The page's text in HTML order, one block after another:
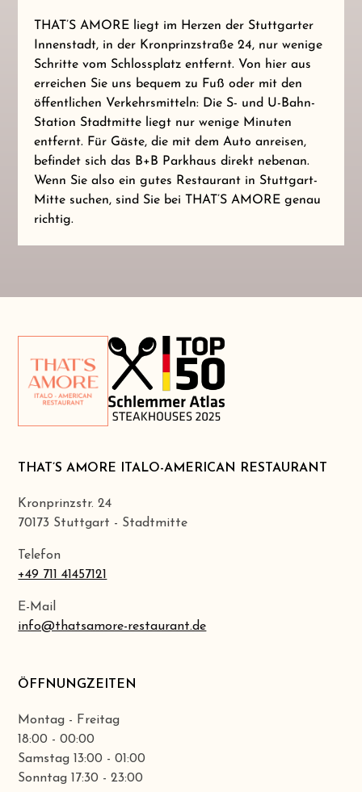
THAT’S AMORE liegt im Herzen der Stuttgarter
Innenstadt, in der Kronprinzstraße 24, nur wenige
Schritte vom Schlossplatz entfernt. Von hier aus
erreichen Sie uns bequem zu Fuß oder mit den
öffentlichen Verkehrsmitteln: Die S- und U-Bahn-
Station Stadtmitte liegt nur wenige Minuten
entfernt. Für Gäste, die mit dem Auto anreisen,
befindet sich das B+B Parkhaus direkt nebenan.
Wenn Sie also ein gutes Restaurant in Stuttgart-
Mitte suchen, sind Sie bei THAT’S AMORE genau
richtig.
THAT’S AMORE ITALO-AMERICAN RESTAURANT
Kronprinzstr. 24
70173 Stuttgart - Stadtmitte
Telefon
+49 711 41457121
E-Mail
info@thatsamore-restaurant.de
ÖFFNUNGZEITEN
Montag - Freitag
18:00 - 00:00
Samstag 13:00 - 01:00
Sonntag 17:30 - 23:00